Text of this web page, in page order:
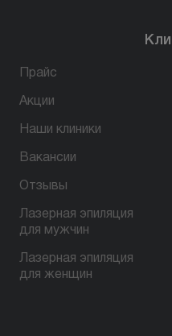
БЕСПЛАТНАЯ
Прайс
Акции
Наши клиники
Вакансии
Отзывы
Лазерная эпиляция
для мужчин
Лазерная эпиляция
для женщин